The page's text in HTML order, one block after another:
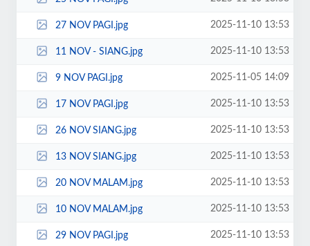
27 NOV PAGI.jpg 2025-11-10 13:53
11 NOV - SIANG.jpg 2025-11-10 13:53
9 NOV PAGI.jpg 2025-11-05 14:09
17 NOV PAGI.jpg 2025-11-10 13:53
26 NOV SIANG.jpg 2025-11-10 13:53
13 NOV SIANG.jpg 2025-11-10 13:53
20 NOV MALAM.jpg 2025-11-10 13:53
10 NOV MALAM.jpg 2025-11-10 13:53
29 NOV PAGI.jpg 2025-11-10 13:53